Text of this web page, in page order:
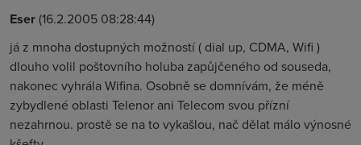
Eser(16.2.2005 08:28:44)
já z mnoha dostupných možností ( dial up, CDMA, Wifi )
dlouho volil poštovního holuba zapůjčeného od souseda,
nakonec vyhrála Wifina. Osobně se domnívám, že méně
zybydlené oblasti Telenor ani Telecom svou přízní
nezahrnou. prostě se na to vykašlou, nač dělat málo výnosné